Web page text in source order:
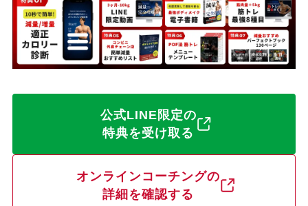
公式LINE限定の
特典を受け取る
オンラインコーチングの
詳細を確認する